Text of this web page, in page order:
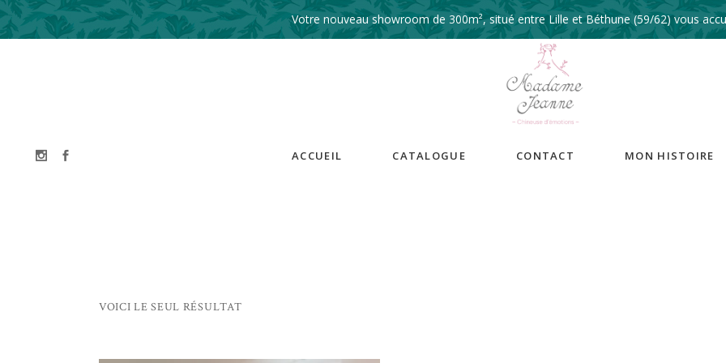
Votre nouveau showroom de 300m², situé entre Lille et Béthune (59/62) vous
ACCUEIL CATALOGUE CONTACT MON HISTOIRE
VOICI LE SEUL RÉSULTAT